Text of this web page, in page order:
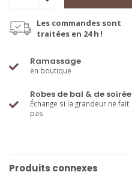
Les commandes sont
traitées en 24 h !
Ramassage
en boutique
Robes de bal & de soirée
Échange si la grandeur ne fait
pas
Produits connexes